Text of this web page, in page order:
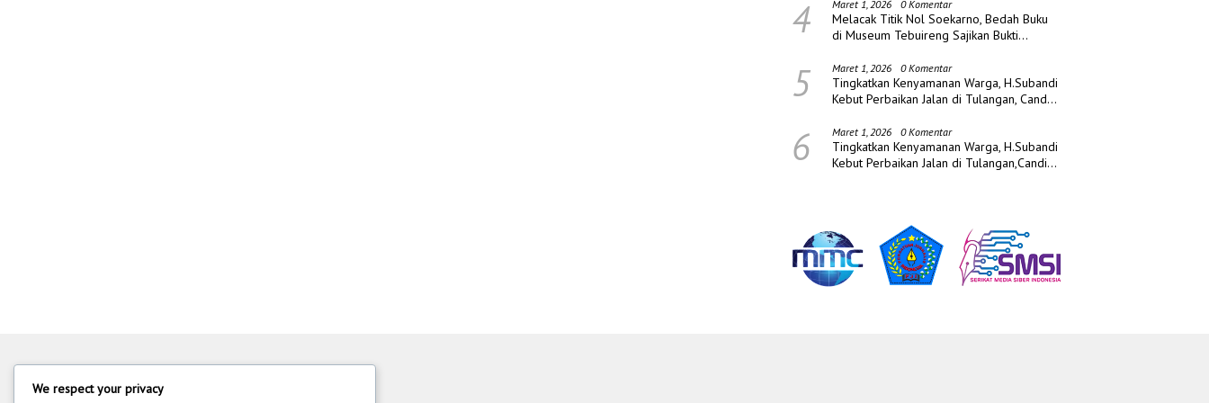
4 Maret 1, 2026 0 Komentar
Melacak Titik Nol Soekarno, Bedah Buku
di Museum Tebuireng Sajikan Bukti
5 Maret 1, 2026 0 Komentar
Tingkatkan Kenyamanan Warga, H.Subandi
Kebut Perbaikan Jalan di Tulangan, Candi
6 Maret 1, 2026 0 Komentar
Tingkatkan Kenyamanan Warga, H.Subandi
Kebut Perbaikan Jalan di Tulangan,Candi
We respect your privacy